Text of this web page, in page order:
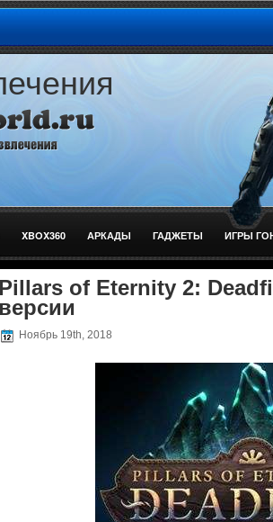
XBOX360 АРКАДЫ ГАДЖЕТЫ ИГРЫ
Pillars of Eternity 2:
версии
Ноябрь 19th, 2018